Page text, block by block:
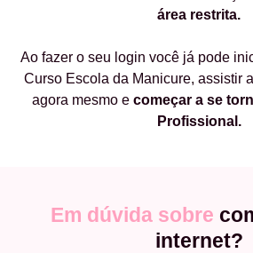
área restrita.
Ao fazer o seu login você já pode
Curso Escola da Manicure, assistir
agora mesmo e começar a se
Profissional.
Em dúvida sobre
internet?